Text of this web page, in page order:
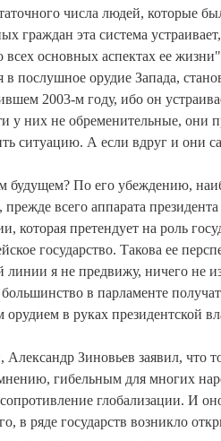
числа людей, которые
эта система
всех основных аспектах ее
послушное орудие Запада,
2003-м году, ибо он
у них не обременительные, они
ситуацию. А если вдруг и они
По его убеждению,
всего аппарата
которая претендует на роль
государство. Такова ее
я не предвижу, ничего не
в парламенте
в руках президентской
Зиновьев заявил, что
гибельным для многих
глобализации. И
ряде государств возникло